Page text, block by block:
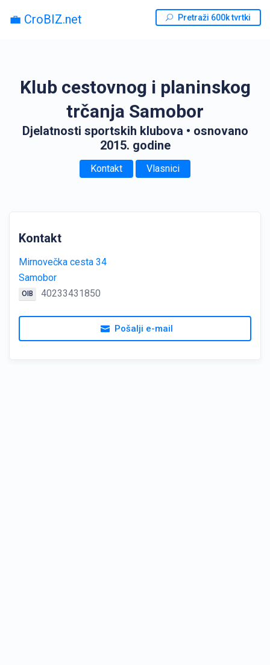
💼 CroBIZ.net Pretraži 600k tvrtki
Klub cestovnog i planinskog
trčanja Samobor
Djelatnosti sportskih klubova • osnovano
2015. godine
Kontakt Vlasnici
Kontakt
Mirnovečka cesta 34
Samobor
OIB 40233431850
Pošalji e-mail